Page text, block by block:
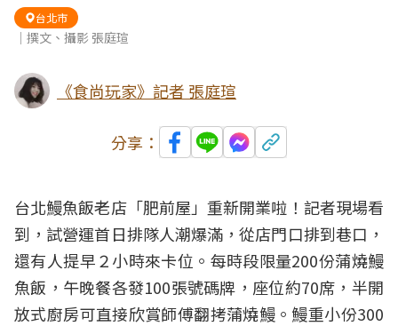
台北市
｜撰文、攝影 張庭瑄
《食尚玩家》記者 張庭瑄
分享：
台北鰻魚飯老店「肥前屋」重新開業啦！記者現場看
到，試營運首日排隊人潮爆滿，從店門口排到巷口，
還有人提早２小時來卡位。每時段限量200份蒲燒鰻
魚飯，午晚餐各發100張號碼牌，座位約70席，半開
放式廚房可直接欣賞師傅翻拷蒲燒鰻。鰻重小份300